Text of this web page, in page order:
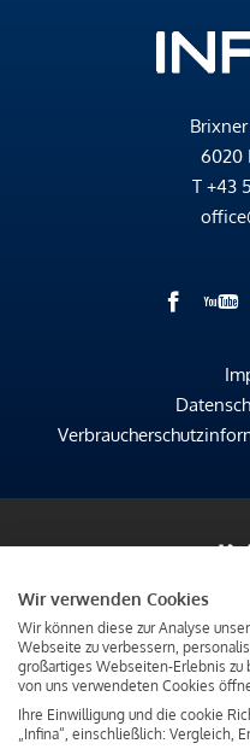
6020
T +43
Wir verwenden Cookies
Wir können diese zur Analyse
Webseite zu verbessern,
großartiges Webseiten-Erlebnis zu
von uns verwendeten Cookies
Ihre Einwilligung und die cookie
„Infina“, einschließlich: Vergleich,